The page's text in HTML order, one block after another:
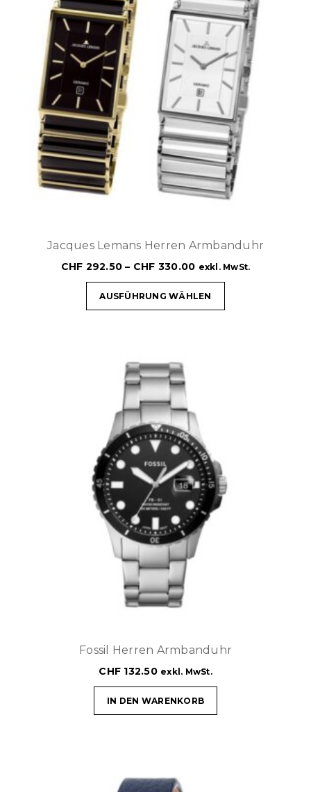
Jacques Lemans Herren Armbanduhr
CHF 292.50 – CHF 330.00 exkl. MwSt.
AUSFÜHRUNG WÄHLEN
Fossil Herren Armbanduhr
CHF 132.50 exkl. MwSt.
IN DEN WARENKORB